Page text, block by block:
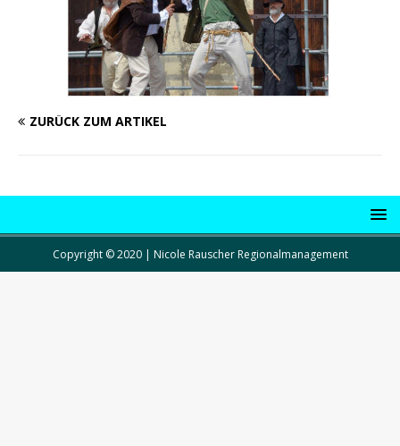
ZURÜCK ZUM ARTIKEL
Copyright © 2020 | Nicole Rauscher Regionalmanagement